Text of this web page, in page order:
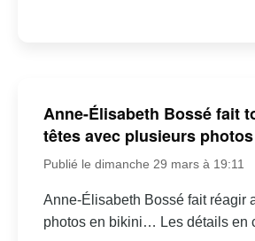
Anne-Élisabeth Bossé fait
têtes avec plusieurs
Publié le dimanche 29 mars à 19:11
Anne-Élisabeth Bossé fait réagir
photos en bikini… Les détails en